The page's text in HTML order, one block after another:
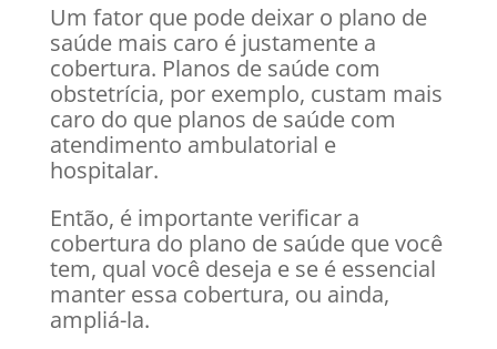
Um fator que pode deixar o plano de
saúde mais caro é justamente a
cobertura. Planos de saúde com
obstetrícia, por exemplo, custam mais
caro do que planos de saúde com
atendimento ambulatorial e
hospitalar.
Então, é importante verificar a
cobertura do plano de saúde que você
tem, qual você deseja e se é essencial
manter essa cobertura, ou ainda,
ampliá-la.